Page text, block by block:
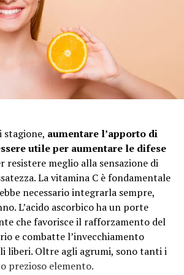
stagione, aumentare l’apporto di
utile per aumentare le difese
resistere meglio alla sensazione di
La vitamina C è fondamentale
necessario integrarla sempre,
L’acido ascorbico ha un porte
che favorisce il rafforzamento del
e combatte l’invecchiamento
liberi. Oltre agli agrumi, sono tanti i
prezioso elemento.